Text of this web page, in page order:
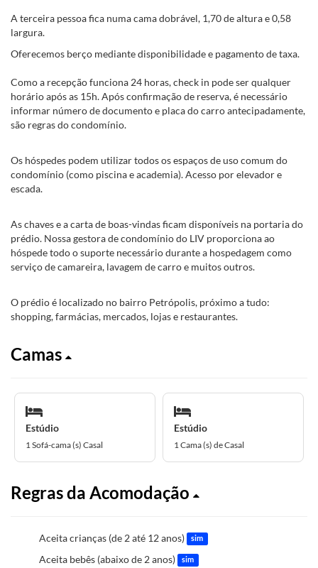
A terceira pessoa fica numa cama dobrável, 1,70 de altura e 0,58
largura.
Oferecemos berço mediante disponibilidade e pagamento de taxa.
Como a recepção funciona 24 horas, check in pode ser qualquer
horário após as 15h. Após confirmação de reserva, é necessário
informar número de documento e placa do carro antecipadamente,
são regras do condomínio.
Os hóspedes podem utilizar todos os espaços de uso comum do
condomínio (como piscina e academia). Acesso por elevador e
escada.
As chaves e a carta de boas-vindas ficam disponíveis na portaria do
prédio. Nossa gestora de condomínio do LIV proporciona ao
hóspede todo o suporte necessário durante a hospedagem como
serviço de camareira, lavagem de carro e muitos outros.
O prédio é localizado no bairro Petrópolis, próximo a tudo:
shopping, farmácias, mercados, lojas e restaurantes.
Camas
Estúdio
1 Sofá-cama (s) Casal
Estúdio
1 Cama (s) de Casal
Regras da Acomodação
Aceita crianças (de 2 até 12 anos) sim
Aceita bebês (abaixo de 2 anos) sim